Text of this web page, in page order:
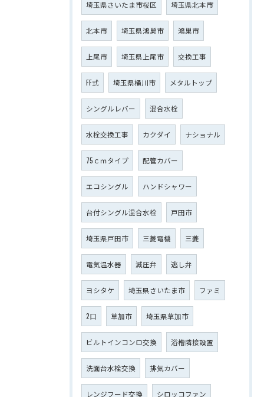
埼玉県さいたま市桜区 埼玉県北本市
北本市 埼玉県鴻巣市 鴻巣市
上尾市 埼玉県上尾市 交換工事
FF式 埼玉県桶川市 メタルトップ
シングルレバー 混合水栓
水栓交換工事 カクダイ ナショナル
75ｃｍタイプ 配管カバー
エコシングル ハンドシャワー
台付シングル混合水栓 戸田市
埼玉県戸田市 三菱電機 三菱
電気温水器 減圧弁 逃し弁
ヨシタケ 埼玉県さいたま市 ファミ
2口 草加市 埼玉県草加市
ビルトインコンロ交換 浴槽隣接設置
洗面台水栓交換 排気カバー
レンジフード交換 シロッコファン